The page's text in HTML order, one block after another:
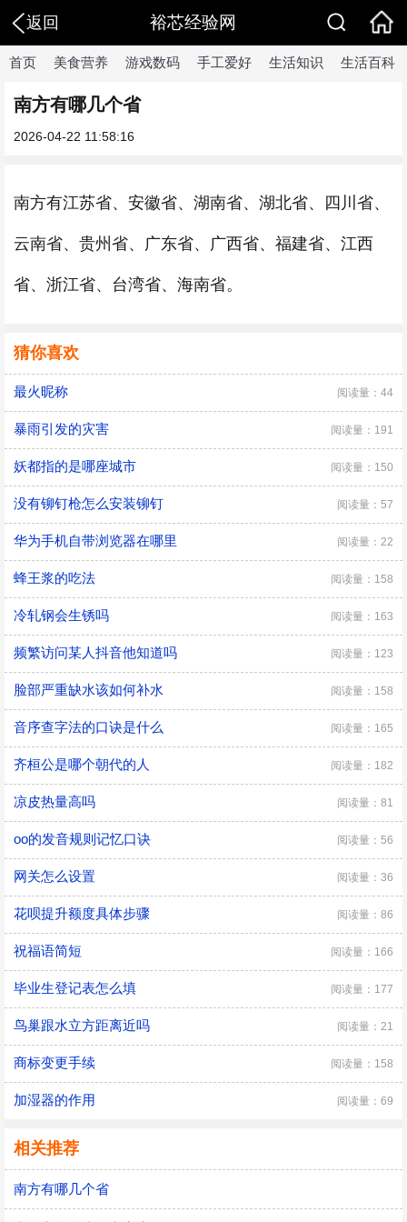
返回 裕芯经验网
首页 美食营养 游戏数码 手工爱好 生活知识 生活百科
南方有哪几个省
2026-04-22 11:58:16
南方有江苏省、安徽省、湖南省、湖北省、四川省、
云南省、贵州省、广东省、广西省、福建省、江西
省、浙江省、台湾省、海南省。
猜你喜欢
最火昵称 阅读量：44
暴雨引发的灾害 阅读量：191
妖都指的是哪座城市 阅读量：150
没有铆钉枪怎么安装铆钉 阅读量：57
华为手机自带浏览器在哪里 阅读量：22
蜂王浆的吃法 阅读量：158
冷轧钢会生锈吗 阅读量：163
频繁访问某人抖音他知道吗 阅读量：123
脸部严重缺水该如何补水 阅读量：158
音序查字法的口诀是什么 阅读量：165
齐桓公是哪个朝代的人 阅读量：182
凉皮热量高吗 阅读量：81
oo的发音规则记忆口诀 阅读量：56
网关怎么设置 阅读量：36
花呗提升额度具体步骤 阅读量：86
祝福语简短 阅读量：166
毕业生登记表怎么填 阅读量：177
鸟巢跟水立方距离近吗 阅读量：21
商标变更手续 阅读量：158
加湿器的作用 阅读量：69
相关推荐
南方有哪几个省